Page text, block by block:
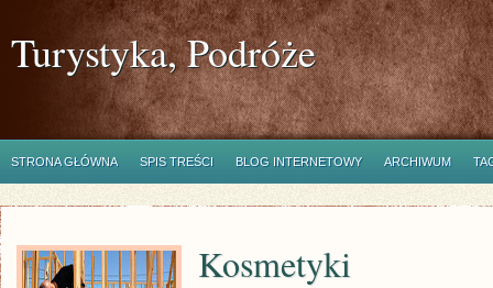
Turystyka, Podróże
STRONA GŁÓWNA SPIS TREŚCI BLOG INTERNETOWY ARCHIWUM
Kosmetyki